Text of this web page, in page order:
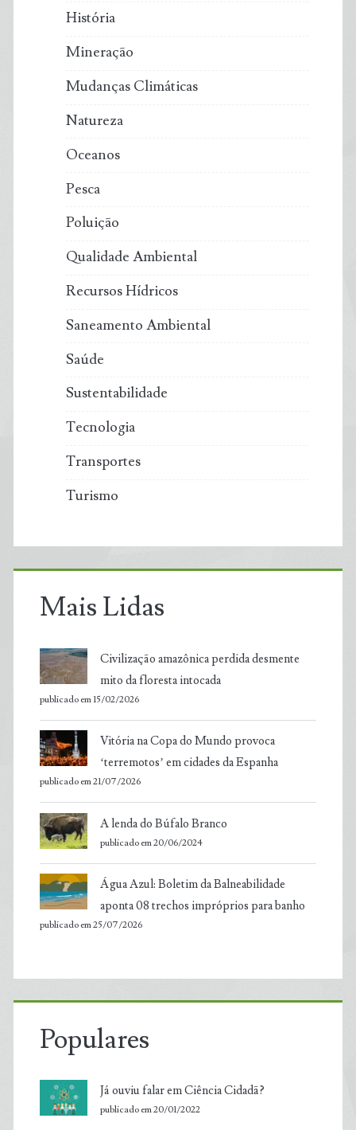
História
Mineração
Mudanças Climáticas
Natureza
Oceanos
Pesca
Poluição
Qualidade Ambiental
Recursos Hídricos
Saneamento Ambiental
Saúde
Sustentabilidade
Tecnologia
Transportes
Turismo
Mais Lidas
Civilização amazônica perdida desmente
mito da floresta intocada
publicado em 15/02/2026
Vitória na Copa do Mundo provoca
‘terremotos’ em cidades da Espanha
publicado em 21/07/2026
A lenda do Búfalo Branco
publicado em 20/06/2024
Água Azul: Boletim da Balneabilidade
aponta 08 trechos impróprios para banho
publicado em 25/07/2026
Populares
Já ouviu falar em Ciência Cidadã?
publicado em 20/01/2022